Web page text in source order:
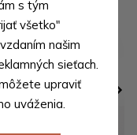
s tým
všetko"
našim
sieťach.
upraviť
uváženia.